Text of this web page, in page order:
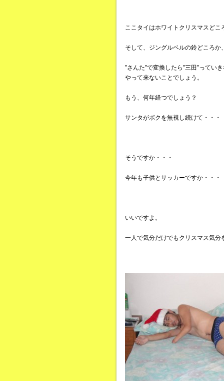
ここタイはホワイトクリスマスど
そして、ジングルベルの鈴どころ
”さんた”で変換したら”三田”ってい
やって来ないことでしょう。
もう、何年経つでしょう？
サンタがボクを無視し続けて・・・
そうですか・・・
今年も子供とサッカーですか・・・
いいですよ。
一人で気分だけでもクリスマス気分